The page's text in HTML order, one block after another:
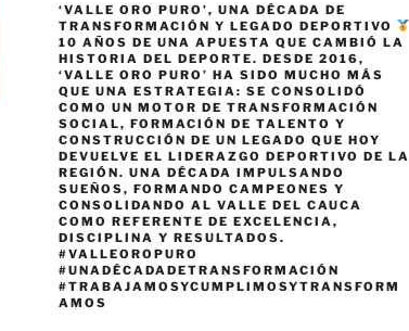
‘VALLE ORO PURO’, UNA DÉCADA DE
TRANSFORMACIÓN Y LEGADO DEPORTIVO
10 AÑOS DE UNA APUESTA QUE CAMBIÓ LA
HISTORIA DEL DEPORTE. DESDE 2016,
‘VALLE ORO PURO’ HA SIDO MUCHO MÁS
QUE UNA ESTRATEGIA: SE CONSOLIDÓ
COMO UN MOTOR DE TRANSFORMACIÓN
SOCIAL, FORMACIÓN DE TALENTO Y
CONSTRUCCIÓN DE UN LEGADO QUE HOY
DEVUELVE EL LIDERAZGO DEPORTIVO DE LA
REGIÓN. UNA DÉCADA IMPULSANDO
SUEÑOS, FORMANDO CAMPEONES Y
CONSOLIDANDO AL VALLE DEL CAUCA
COMO REFERENTE DE EXCELENCIA,
DISCIPLINA Y RESULTADOS.
#VALLEOROPURO
#UNADÉCADADETRANSFORMACIÓN
#TRABAJAMOSYCUMPLIMOSYTRANSFORM
AMOS